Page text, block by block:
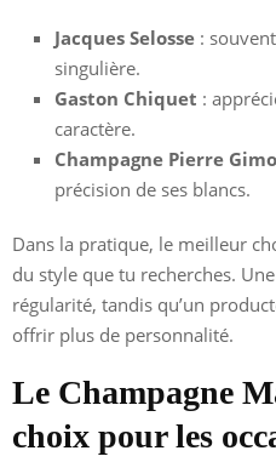
Jacques Selosse :
singulière.
Gaston Chiquet :
caractère.
Champagne Pierre
précision de ses blancs.
Dans la pratique, le meilleur
du style que tu recherches.
régularité, tandis qu’un
offrir plus de personnalité.
Le Champagne
choix pour les